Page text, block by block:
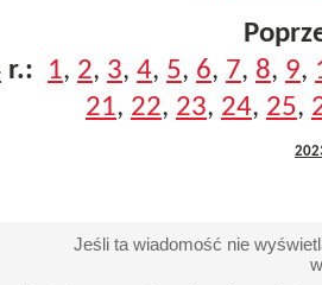
r.: 1, 2, 3, 4, 5, 6, 7, 8, 9,
21, 22, 23, 24, 25,
Jeśli ta wiadomość nie